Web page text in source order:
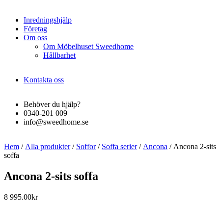
Inredningshjälp
Företag
Om oss
Om Möbelhuset Sweedhome
Hållbarhet
Kontakta oss
Behöver du hjälp?
0340-201 009
info@sweedhome.se
Hem / Alla produkter/ Soffor/ Soffa serier/ Ancona / Ancona 2-sits
soffa
Ancona 2-sits soffa
8 995.00kr